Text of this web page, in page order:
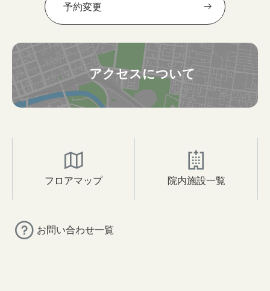
予約変更
アクセスについて
フロアマップ 院内施設一覧
お問い合わせ一覧